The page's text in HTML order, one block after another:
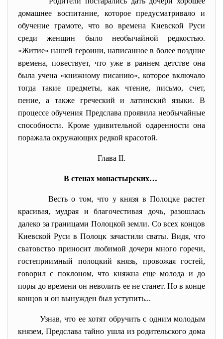
домашнее воспитание, которое предусматривало и
обучение грамоте, что во времена Киевской Руси
среди женщин было необычайной редкостью.
«Житие» нашей героини, написанное в более поздние
времена, повествует, что уже в раннем детстве она
была учена «книжному писанию», которое включало
тогда такие предметы, как чтение, письмо, счет,
пение, а также греческий и латинский языки. В
процессе обучения Предслава проявила необычайные
способности. Кроме удивительной одаренности она
поражала окружающих редкой красотой.
Глава ІІ.
В стенах монастырских…
Весть о том, что у князя в Полоцке растет
красивая, мудрая и благочестивая дочь, разошлась
далеко за границами Полоцкой земли. Со всех концов
Киевской Руси в Полоцк зачастили сваты. Видя, что
сватовство приносит любимой дочери много горечи,
гостеприимный полоцкий князь, провожая гостей,
говорил с поклоном, что княжна еще молода и до
поры до времени он неволить ее не станет. Но в конце
концов и он вынужден был уступить...
Узнав, что ее хотят обручить с одним молодым
князем, Предслава тайно ушла из родительского дома